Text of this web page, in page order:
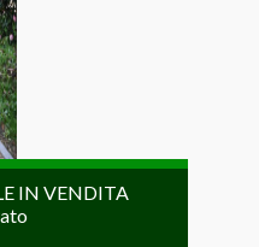
IN VENDITA